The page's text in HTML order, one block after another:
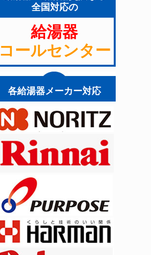
全国対応の
給湯器
コールセンター
各給湯器メーカー対応